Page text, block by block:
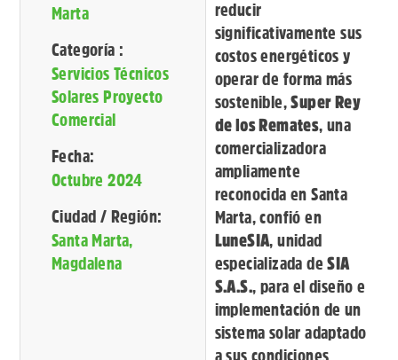
Marta
Categoría :
Servicios Técnicos
Solares Proyecto
Comercial
Fecha:
Octubre 2024
Ciudad / Región:
Santa Marta,
Magdalena
reducir
significativamente sus
costos energéticos y
operar de forma más
sostenible,Super Rey
de los Remates, una
comercializadora
ampliamente
reconocida en Santa
Marta, confió en
LuneSIA, unidad
especializada deSIA
S.A.S., para el diseño e
implementación de un
sistema solar adaptado
a sus condiciones